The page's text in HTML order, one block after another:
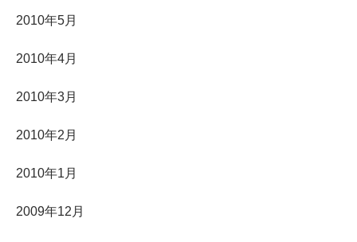
2010年5月
2010年4月
2010年3月
2010年2月
2010年1月
2009年12月